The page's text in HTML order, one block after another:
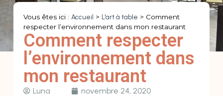
Vous êtes ici : Accueil > L'art à table > Comment
respecter l’environnement dans mon restaurant
Comment respecter
l’environnement dans
mon restaurant
Luna novembre 24, 2020